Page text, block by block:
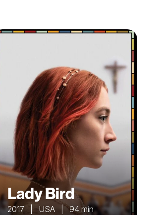
Lady Bird
2017 | USA | 94 min